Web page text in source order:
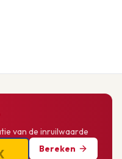
van de inruilwaarde
Bereken